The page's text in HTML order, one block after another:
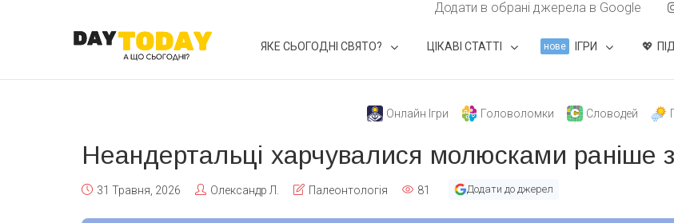
Додати в обрані джерела в Google
ЯКЕ СЬОГОДНІ СВЯТО? ЦІКАВІ СТАТТІ нове ІГРИ
Онлайн Ігри Головоломки Словодей
Неандертальці харчувалися молюсками раніше
31 Травня, 2026 Олександр Л. Палеонтологія 81 Додати до джерел